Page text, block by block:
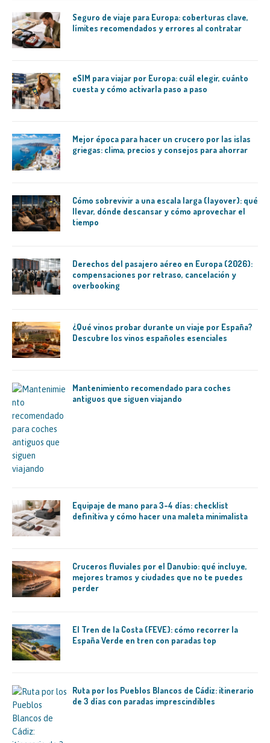
Seguro de viaje para Europa: coberturas clave,
límites recomendados y errores al contratar
eSIM para viajar por Europa: cuál elegir, cuánto
cuesta y cómo activarla paso a paso
Mejor época para hacer un crucero por las islas
griegas: clima, precios y consejos para ahorrar
Cómo sobrevivir a una escala larga (layover): qué
llevar, dónde descansar y cómo aprovechar el
tiempo
Derechos del pasajero aéreo en Europa (2026):
compensaciones por retraso, cancelación y
overbooking
¿Qué vinos probar durante un viaje por España?
Descubre los vinos españoles esenciales
Mantenimiento recomendado para coches
antiguos que siguen viajando
Equipaje de mano para 3-4 días: checklist
definitiva y cómo hacer una maleta minimalista
Cruceros fluviales por el Danubio: qué incluye,
mejores tramos y ciudades que no te puedes
perder
El Tren de la Costa (FEVE): cómo recorrer la
España Verde en tren con paradas top
Ruta por los Pueblos Blancos de Cádiz: itinerario
de 3 días con paradas imprescindibles